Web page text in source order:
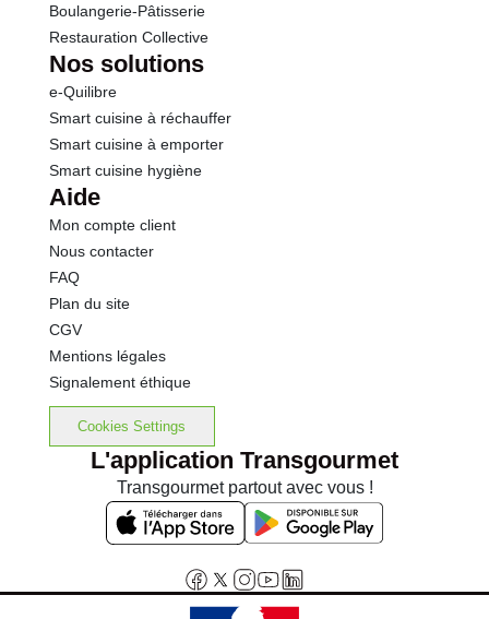
Boulangerie-Pâtisserie
Restauration Collective
Nos solutions
e-Quilibre
Smart cuisine à réchauffer
Smart cuisine à emporter
Smart cuisine hygiène
Aide
Mon compte client
Nous contacter
FAQ
Plan du site
CGV
Mentions légales
Signalement éthique
Cookies Settings
L'application Transgourmet
Transgourmet partout avec vous !